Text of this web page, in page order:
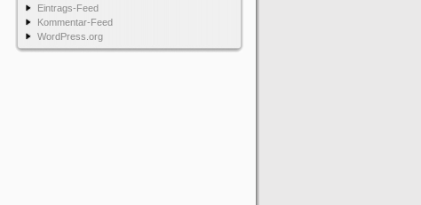
Eintrags-Feed
Kommentar-Feed
WordPress.org